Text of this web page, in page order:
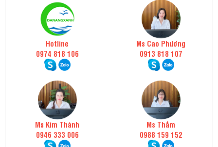
Hotline
0974 818 106
Ms Cao Phương
0913 818 107
Ms Kim Thành
0946 333 006
Ms Thắm
0988 159 152